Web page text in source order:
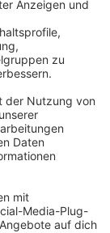
einen
junge Frau
Sekte